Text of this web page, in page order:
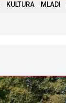
KULTURA MLADI